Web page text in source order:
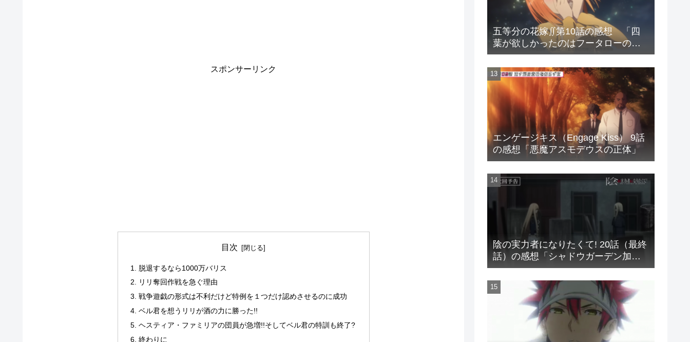
スポンサーリンク
目次
脱退するなら1000万バリス
リリ奪回作戦を急ぐ理由
戦争遊戯の形式は不利だけど特例を１つだけ認めさせるのに成功
ベル君を想うリリが酒の力に勝った!!
ヘスティア・ファミリアの団員が急増!!そしてベル君の特訓も終了?
終わりに
五等分の花嫁∬第10話の感想 「四
葉が欲しかったのはフータローの笑
顔?」
エンゲージキス（Engage Kiss） 9話
の感想「悪魔アスモデウスの正体」
陰の実力者になりたくて! 20話（最終
話）の感想「シャドウガーデン加
入」